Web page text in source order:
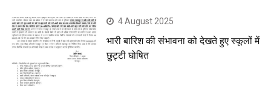
4 August 2025
भारी बारिश की संभावना को देखते हुए स्कूलों में
छुट्टी घोषित